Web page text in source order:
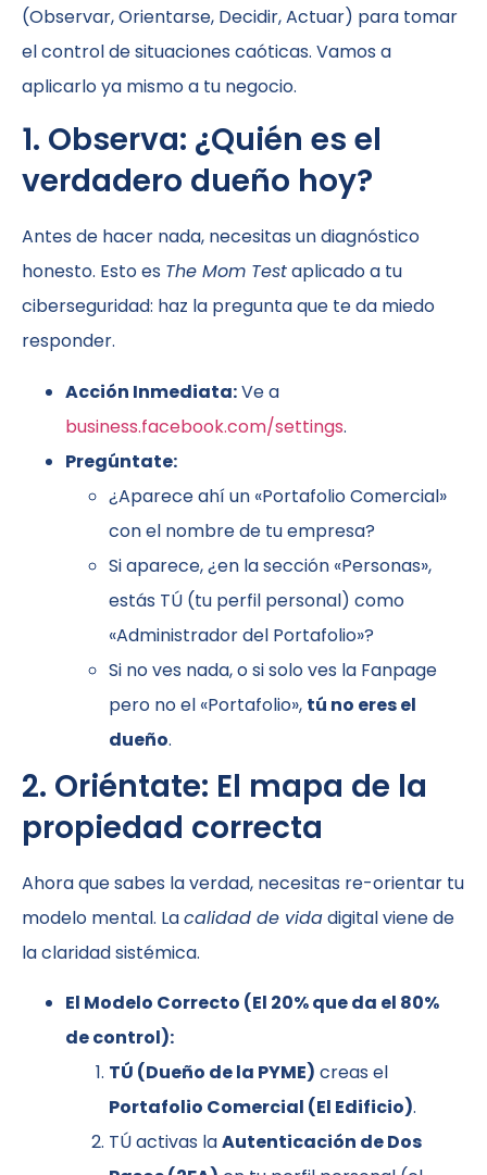
(Observar, Orientarse, Decidir, Actuar) para tomar
el control de situaciones caóticas. Vamos a
aplicarlo ya mismo a tu negocio.
1. Observa: ¿Quién es el
verdadero dueño hoy?
Antes de hacer nada, necesitas un diagnóstico
honesto. Esto es The Mom Testaplicado a tu
ciberseguridad: haz la pregunta que te da miedo
responder.
Acción Inmediata:Ve a
business.facebook.com/settings.
Pregúntate:
¿Aparece ahí un «Portafolio Comercial»
con el nombre de tu empresa?
Si aparece, ¿en la sección «Personas»,
estás TÚ (tu perfil personal) como
«Administrador del Portafolio»?
Si no ves nada, o si solo ves la Fanpage
pero no el «Portafolio», tú no eres el
dueño.
2. Oriéntate: El mapa de la
propiedad correcta
Ahora que sabes la verdad, necesitas re-orientar tu
modelo mental. Lacalidad de vidadigital viene de
la claridad sistémica.
El Modelo Correcto (El 20% que da el 80%
de control):
TÚ (Dueño de la PYME) creas el
Portafolio Comercial (El Edificio).
TÚ activas laAutenticación de Dos